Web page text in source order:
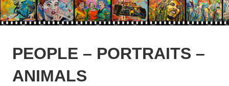
PEOPLE – PORTRAITS –
ANIMALS